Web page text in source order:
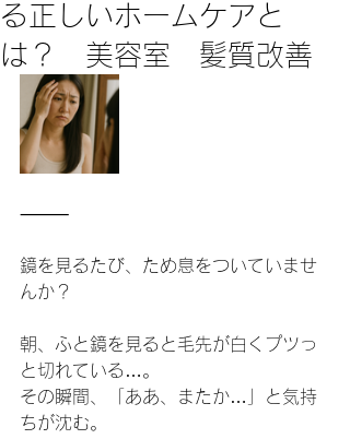
る正しいホームケアと
は？ 美容室 髪質改善
⸻
鏡を見るたび、ため息をついていませ
んか？
朝、ふと鏡を見ると毛先が白くプツっ
と切れている…。
その瞬間、「ああ、またか…」と気持
ちが沈む。